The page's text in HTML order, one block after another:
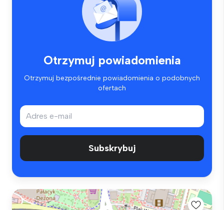
Otrzymuj powiadomienia
Otrzymuj bezpośrednie powiadomienia o podobnych
ofertach
Subskrybuj